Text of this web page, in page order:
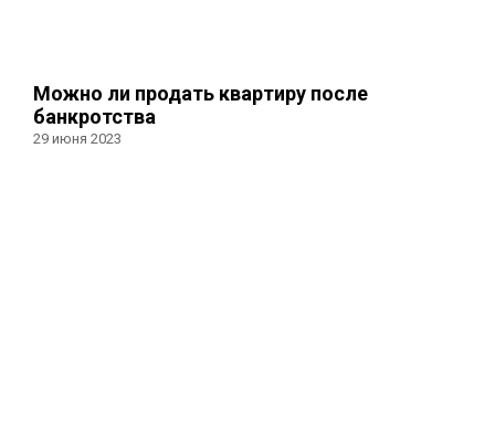
Можно ли продать квартиру после
банкротства
29 июня 2023